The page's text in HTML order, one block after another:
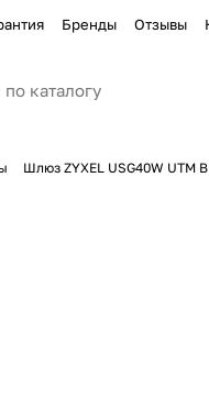
Бренды Отзывы
Шлюз ZYXEL USG40W UTM